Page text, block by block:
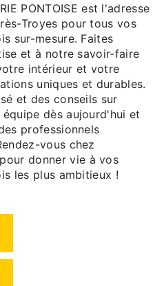
PONTOISE est l'adresse
Troyes pour tous vos
sur-mesure. Faites
et à notre savoir-faire
intérieur et votre
uniques et durables.
et des conseils sur
dès aujourd'hui et
professionnels
vous chez
pour donner vie à vos
les plus ambitieux !